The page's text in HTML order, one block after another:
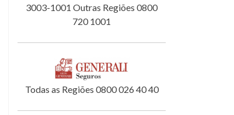
3003-1001 Outras Regiões 0800
720 1001
Todas as Regiões 0800 026 40 40